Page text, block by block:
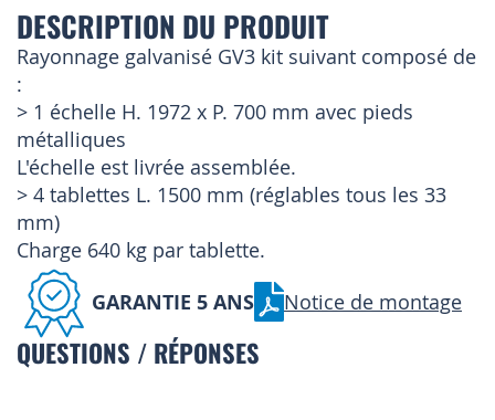
DESCRIPTION DU PRODUIT
Rayonnage galvanisé GV3 kit suivant composé de
:
> 1 échelle H. 1972 x P. 700 mm avec pieds
métalliques
L'échelle est livrée assemblée.
> 4 tablettes L. 1500 mm (réglables tous les 33
mm)
Charge 640 kg par tablette.
GARANTIE 5 ANS Notice de montage
QUESTIONS / RÉPONSES